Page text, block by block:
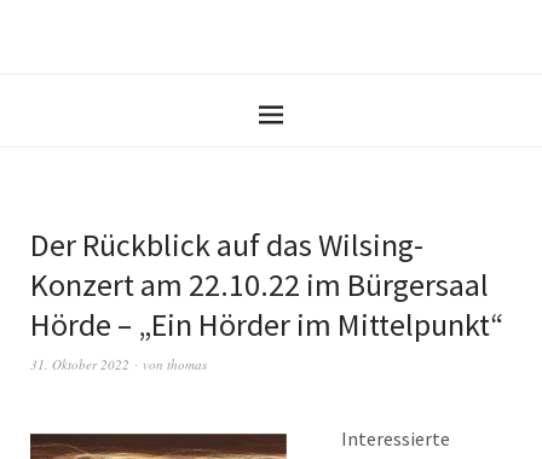
Der Rückblick auf das Wilsing-
Konzert am 22.10.22 im Bürgersaal
Hörde – „Ein Hörder im Mittelpunkt“
31. Oktober 2022 von thomas
Interessierte